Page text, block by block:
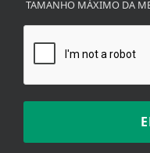
TAMANHO MÁXIMO DA